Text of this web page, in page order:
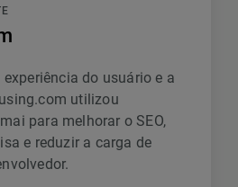
do usuário e a
utilizou
para melhorar o SEO,
e reduzir a carga de